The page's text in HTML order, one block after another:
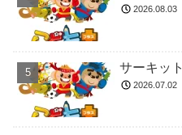
2026.08.03
サーキット
2026.07.02